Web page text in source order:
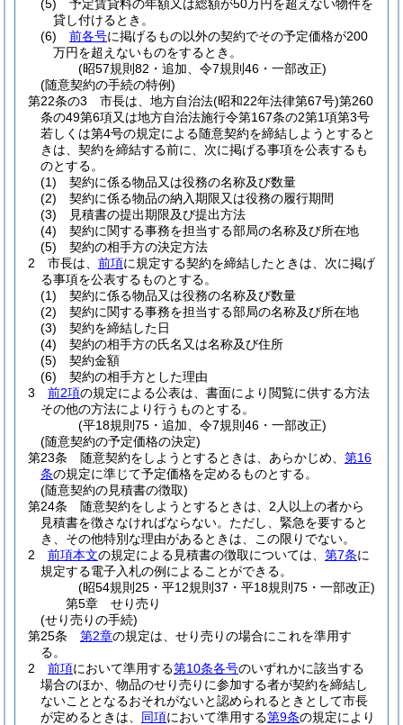
(5)
予定賃貸料の年額又は総額が50万円を超えない物件を
貸し付けるとき。
(6)
前各号に掲げるもの以外の契約でその予定価格が200
万円を超えないものをするとき。
(昭57規則82・追加、令7規則46・一部改正)
(随意契約の手続の特例)
第22条の3
市長は、地方自治法(昭和22年法律第67号)第260
条の49第6項又は地方自治法施行令第167条の2第1項第3号
若しくは第4号の規定による随意契約を締結しようとすると
きは、契約を締結する前に、次に掲げる事項を公表するも
のとする。
(1)
契約に係る物品又は役務の名称及び数量
(2)
契約に係る物品の納入期限又は役務の履行期間
(3)
見積書の提出期限及び提出方法
(4)
契約に関する事務を担当する部局の名称及び所在地
(5)
契約の相手方の決定方法
2
市長は、 前項に規定する契約を締結したときは、次に掲げ
る事項を公表するものとする。
(1)
契約に係る物品又は役務の名称及び数量
(2)
契約に関する事務を担当する部局の名称及び所在地
(3)
契約を締結した日
(4)
契約の相手方の氏名又は名称及び住所
(5)
契約金額
(6)
契約の相手方とした理由
3
前2項の規定による公表は、書面により閲覧に供する方法
その他の方法により行うものとする。
(平18規則75・追加、令7規則46・一部改正)
(随意契約の予定価格の決定)
第23条
随意契約をしようとするときは、あらかじめ、 第16
条の規定に準じて予定価格を定めるものとする。
(随意契約の見積書の徴取)
第24条
随意契約をしようとするときは、2人以上の者から
見積書を徴さなければならない。 ただし、緊急を要すると
き、その他特別な理由があるときは、この限りでない。
2
前項本文の規定による見積書の徴取については、 第7条に
規定する電子入札の例によることができる。
(昭54規則25・平12規則37・平18規則75・一部改正)
第5章
せり売り
(せり売りの手続)
第25条
第2章の規定は、せり売りの場合にこれを準用す
る。
2
前項において準用する第10条各号のいずれかに該当する
場合のほか、物品のせり売りに参加する者が契約を締結し
ないこととなるおそれがないと認められるときとして市長
が定めるときは、 同項において準用する第9条の規定により